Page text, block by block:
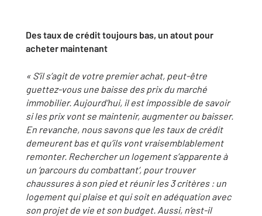
Des taux de crédit toujours bas, un atout pour
acheter maintenant
« S’il s’agit de votre premier achat, peut-être
guettez-vous une baisse des prix du marché
immobilier. Aujourd’hui, il est impossible de savoir
si les prix vont se maintenir, augmenter ou baisser.
En revanche, nous savons que les taux de crédit
demeurent bas et qu’ils vont vraisemblablement
remonter. Rechercher un logement s’apparente à
un ‘parcours du combattant’, pour trouver
chaussures à son pied et réunir les 3 critères : un
logement qui plaise et qui soit en adéquation avec
son projet de vie et son budget. Aussi, n’est-il